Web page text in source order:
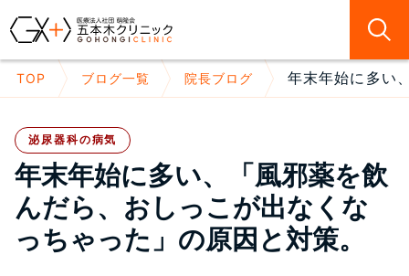
TOP ブログ一覧 院長ブログ 年末年始に多い
泌尿器科の病気
年末年始に多い、「風邪薬を飲
んだら、おしっこが出なくな
っちゃった」の原因と対策。